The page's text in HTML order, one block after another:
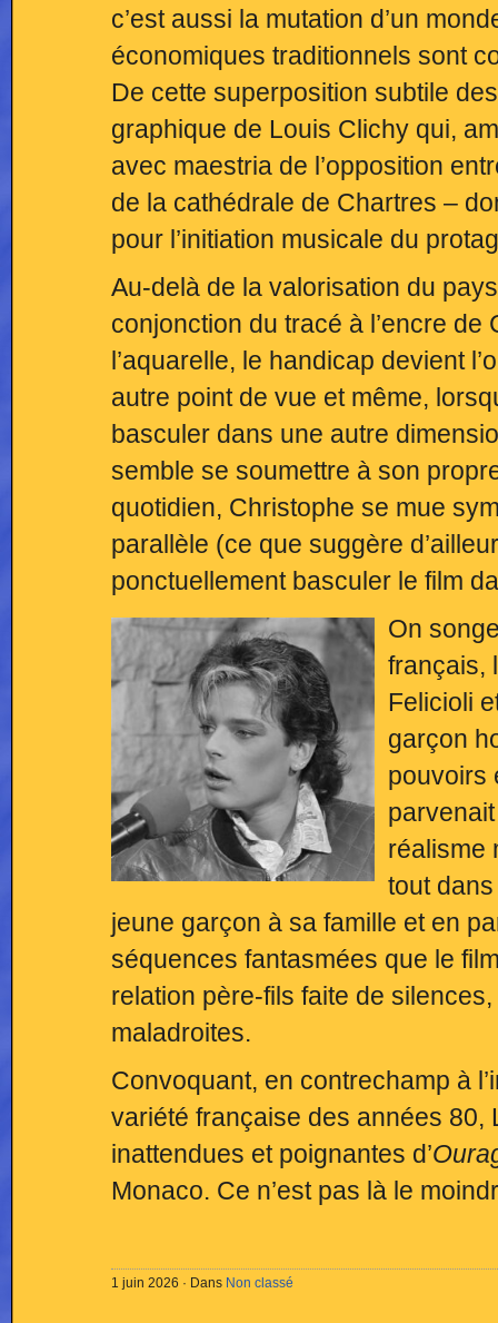
c’est aussi la mutation d’un
économiques traditionnels sont
De cette superposition subtile
graphique de Louis Clichy qui,
avec maestria de l’opposition
de la cathédrale de Chartres –
pour l’initiation musicale du
Au-delà de la valorisation du
conjonction du tracé à l’encre
l’aquarelle, le handicap devient
autre point de vue et même,
basculer dans une autre
semble se soumettre à son
quotidien, Christophe se mue
parallèle (ce que suggère
ponctuellement basculer le film
On
français,
Felicioli
garçon
pouvoirs
réalisme
tout
jeune garçon à sa famille et en
séquences fantasmées que le
relation père-fils faite de
maladroites.
Convoquant, en contrechamp à
variété française des années
inattendues et poignantes d’
Monaco. Ce n’est pas là le
1 juin 2026 · Dans Non classé